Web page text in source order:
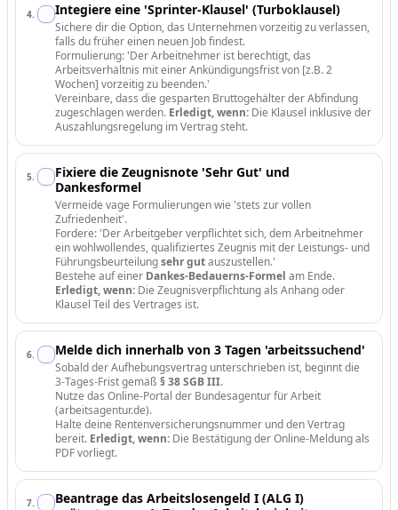
4. Integiere eine 'Sprinter-Klausel' (Turboklausel)
Sichere dir die Option, das Unternehmen vorzeitig zu verlassen,
falls du früher einen neuen Job findest.
Formulierung: 'Der Arbeitnehmer ist berechtigt, das
Arbeitsverhältnis mit einer Ankündigungsfrist von [z.B. 2
Wochen] vorzeitig zu beenden.'
Vereinbare, dass die gesparten Bruttogehälter der Abfindung
zugeschlagen werden. Erledigt, wenn: Die Klausel inklusive der
Auszahlungsregelung im Vertrag steht.
5.
Fixiere die Zeugnisnote 'Sehr Gut' und
Dankesformel
Vermeide vage Formulierungen wie 'stets zur vollen
Zufriedenheit'.
Fordere: 'Der Arbeitgeber verpflichtet sich, dem Arbeitnehmer
ein wohlwollendes, qualifiziertes Zeugnis mit der Leistungs- und
Führungsbeurteilungsehr gutauszustellen.'
Bestehe auf einer Dankes-Bedauerns-Formel am Ende.
Erledigt, wenn: Die Zeugnisverpflichtung als Anhang oder
Klausel Teil des Vertrages ist.
6. Melde dich innerhalb von 3 Tagen 'arbeitssuchend'
Sobald der Aufhebungsvertrag unterschrieben ist, beginnt die
3-Tages-Frist gemäß § 38 SGB III.
Nutze das Online-Portal der Bundesagentur für Arbeit
(arbeitsagentur.de).
Halte deine Rentenversicherungsnummer und den Vertrag
bereit. Erledigt, wenn: Die Bestätigung der Online-Meldung als
PDF vorliegt.
7.
Beantrage das Arbeitslosengeld I (ALG I)